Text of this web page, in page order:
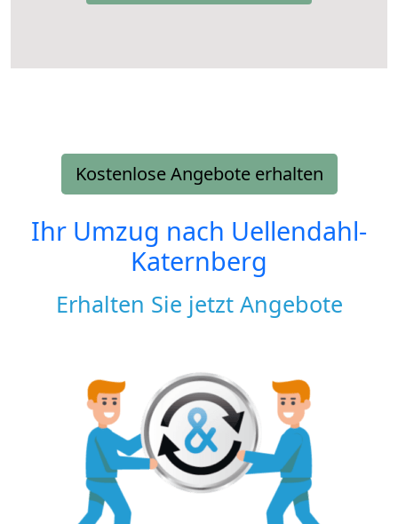
Kostenlose Angebote erhalten
Ihr Umzug nach Uellendahl-
Katernberg
Erhalten Sie jetzt Angebote